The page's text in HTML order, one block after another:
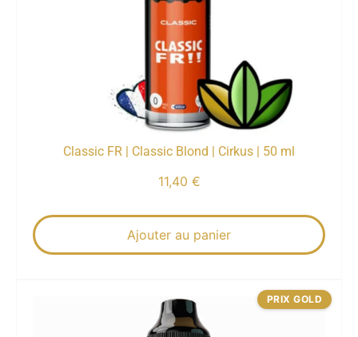
Classic FR | Classic Blond | Cirkus | 50 ml
11,40 €
Ajouter au panier
PRIX GOLD